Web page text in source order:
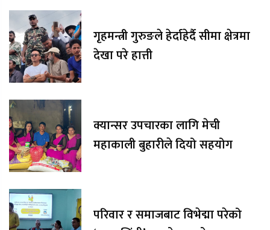
गृहमन्त्री गुरुङले हेर्दाहेर्दै सीमा क्षेत्रमा
देखा परे हात्ती
क्यान्सर उपचारका लागि मेची
महाकाली बुहारीले दियो सहयोग
परिवार र समाजबाट विभेद्मा परेको